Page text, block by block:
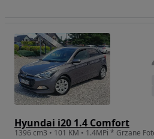
Hyundai i20 1.4 Comfort